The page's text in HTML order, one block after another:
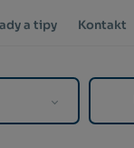
a tipy Kontakt